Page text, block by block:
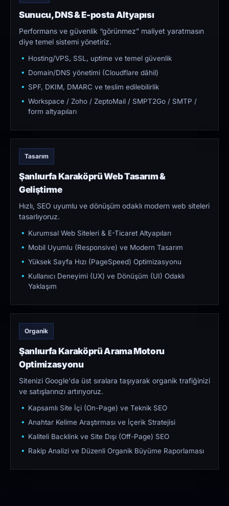
Sunucu, DNS & E-posta Altyapısı
Performans ve güvenlik “görünmez” maliyet yaratmasın
diye temel sistemi yönetiriz.
Hosting/VPS, SSL, uptime ve temel güvenlik
Domain/DNS yönetimi (Cloudflare dâhil)
SPF, DKIM, DMARC ve teslim edilebilirlik
Workspace / Zoho / ZeptoMail / SMPT2Go / SMTP /
form altyapıları
Tasarım
Şanlıurfa Karaköprü Web Tasarım &
Geliştirme
Hızlı, SEO uyumlu ve dönüşüm odaklı modern web siteleri
tasarlıyoruz.
Kurumsal Web Siteleri & E-Ticaret Altyapıları
Mobil Uyumlu (Responsive) ve Modern Tasarım
Yüksek Sayfa Hızı (PageSpeed) Optimizasyonu
Kullanıcı Deneyimi (UX) ve Dönüşüm (UI) Odaklı
Yaklaşım
Organik
Şanlıurfa Karaköprü Arama Motoru
Optimizasyonu
Sitenizi Google'da üst sıralara taşıyarak organik trafiğinizi
ve satışlarınızı artırıyoruz.
Kapsamlı Site İçi (On-Page) ve Teknik SEO
Anahtar Kelime Araştırması ve İçerik Stratejisi
Kaliteli Backlink ve Site Dışı (Off-Page) SEO
Rakip Analizi ve Düzenli Organik Büyüme Raporlaması